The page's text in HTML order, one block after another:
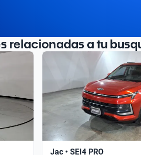
relacionadas a tu
Jac • SEI4 PRO